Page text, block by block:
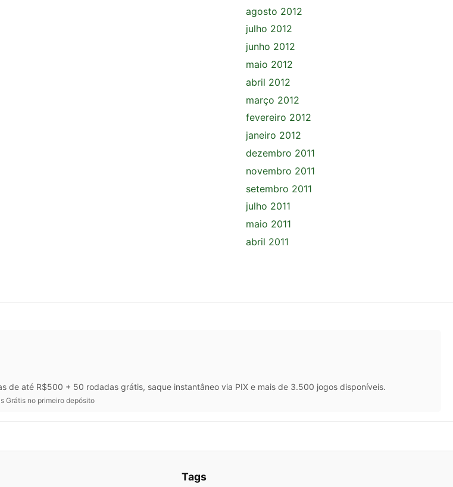
agosto 2012
julho 2012
junho 2012
maio 2012
abril 2012
março 2012
fevereiro 2012
janeiro 2012
dezembro 2011
novembro 2011
setembro 2011
julho 2011
maio 2011
abril 2011
até R$500 + 50 rodadas grátis, saque instantâneo via PIX e mais de 3.500 jogos disponíveis.
Grátis no primeiro depósito
Tags